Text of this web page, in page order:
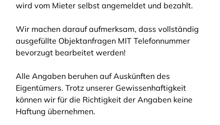
wird vom Mieter selbst angemeldet und bezahlt.
Wir machen darauf aufmerksam, dass vollständig
ausgefüllte Objektanfragen MIT Telefonnummer
bevorzugt bearbeitet werden!
Alle Angaben beruhen auf Auskünften des
Eigentümers. Trotz unserer Gewissenhaftigkeit
können wir für die Richtigkeit der Angaben keine
Haftung übernehmen.